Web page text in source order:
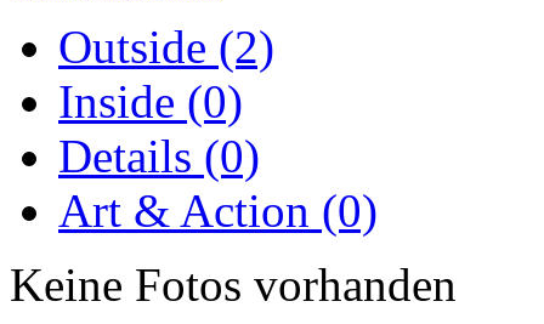
Outside (2)
Inside (0)
Details (0)
Art & Action (0)
Keine Fotos vorhanden